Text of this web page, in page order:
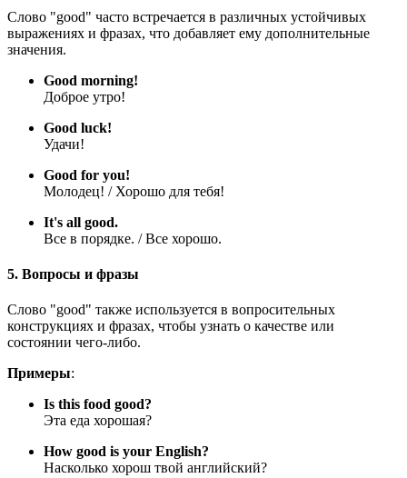
Слово "good" часто встречается в различных устойчивых
выражениях и фразах, что добавляет ему дополнительные
значения.
Good morning!
Доброе утро!
Good luck!
Удачи!
Good for you!
Молодец! / Хорошо для тебя!
It's all good.
Все в порядке. / Все хорошо.
5. Вопросы и фразы
Слово "good" также используется в вопросительных
конструкциях и фразах, чтобы узнать о качестве или
состоянии чего-либо.
Примеры:
Is this food good?
Эта еда хорошая?
How good is your English?
Насколько хорош твой английский?